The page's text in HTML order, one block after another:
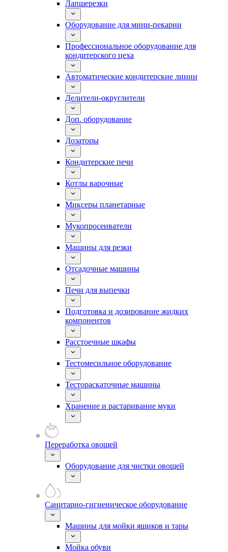
Лапшерезки
Оборудование для мини-пекарни
Профессиональное оборудование для
кондитерского цеха
Автоматические кондитерские линии
Делители-округлители
Доп. оборудование
Дозаторы
Кондитерские печи
Котлы варочные
Миксеры планетарные
Мукопросеиватели
Машины для резки
Отсадочные машины
Печи для выпечки
Подготовка и дозирование жидких
компонентов
Расстоечные шкафы
Тестомесильное оборудование
Тестораскаточные машины
Хранение и растаривание муки
Переработка овощей
Оборудование для чистки овощей
Санитарно-гигиеническое оборудование
Машины для мойки ящиков и тары
Мойка обуви